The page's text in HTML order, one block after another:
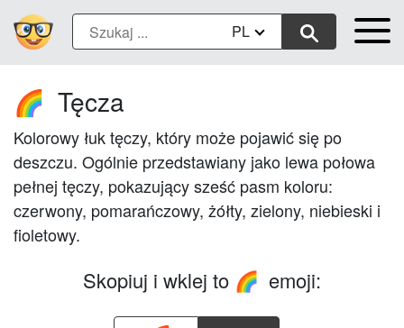
PL
🌈 Tęcza
Kolorowy łuk tęczy, który może pojawić się po
deszczu. Ogólnie przedstawiany jako lewa połowa
pełnej tęczy, pokazujący sześć pasm koloru:
czerwony, pomarańczowy, żółty, zielony, niebieski i
fioletowy.
Skopiuj i wklej to 🌈 emoji: